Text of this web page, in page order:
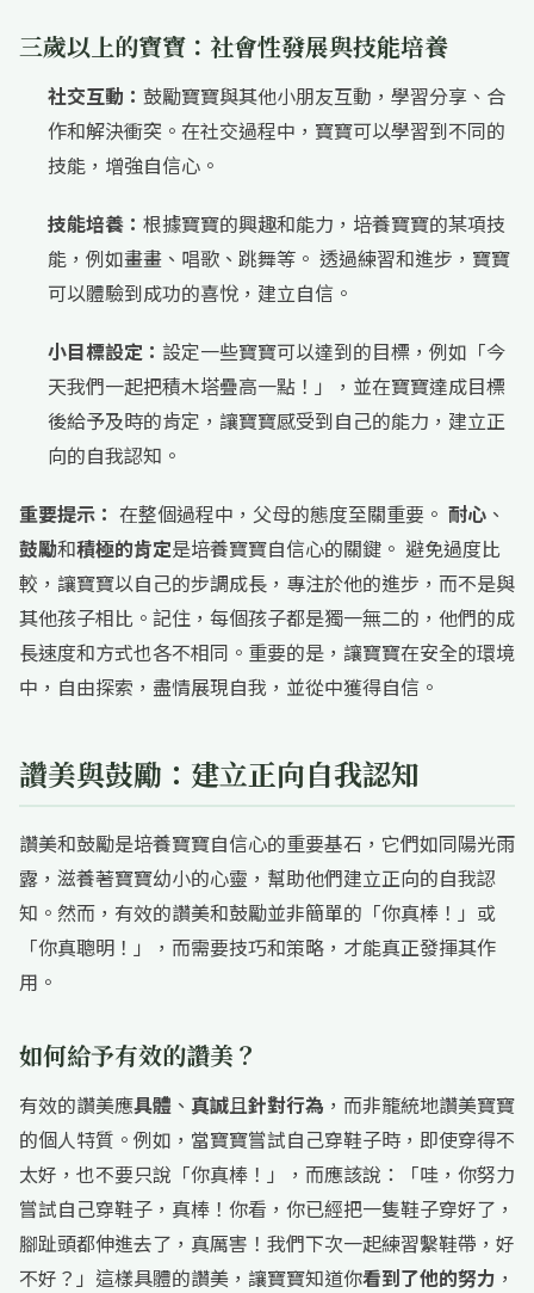
三歲以上的寶寶：社會性發展與技能培養
社交互動： 鼓勵寶寶與其他小朋友互動，學習分享、合
作和解決衝突。在社交過程中，寶寶可以學習到不同的
技能，增強自信心。
技能培養： 根據寶寶的興趣和能力，培養寶寶的某項技
能，例如畫畫、唱歌、跳舞等。 透過練習和進步，寶寶
可以體驗到成功的喜悅，建立自信。
小目標設定： 設定一些寶寶可以達到的目標，例如「今
天我們一起把積木塔疊高一點！」，並在寶寶達成目標
後給予及時的肯定，讓寶寶感受到自己的能力，建立正
向的自我認知。
重要提示： 在整個過程中，父母的態度至關重要。 耐心 、
鼓勵和積極的肯定是培養寶寶自信心的關鍵。 避免過度比
較，讓寶寶以自己的步調成長，專注於他的進步，而不是與
其他孩子相比。記住，每個孩子都是獨一無二的，他們的成
長速度和方式也各不相同。重要的是，讓寶寶在安全的環境
中，自由探索，盡情展現自我，並從中獲得自信。
讚美與鼓勵：建立正向自我認知
讚美和鼓勵是培養寶寶自信心的重要基石，它們如同陽光雨
露，滋養著寶寶幼小的心靈，幫助他們建立正向的自我認
知。然而，有效的讚美和鼓勵並非簡單的「你真棒！」或
「你真聰明！」，而需要技巧和策略，才能真正發揮其作
用。
如何給予有效的讚美？
有效的讚美應具體 、 真誠且針對行為 ，而非籠統地讚美寶寶
的個人特質。例如，當寶寶嘗試自己穿鞋子時，即使穿得不
太好，也不要只說「你真棒！」，而應該說：「哇，你努力
嘗試自己穿鞋子，真棒！你看，你已經把一隻鞋子穿好了，
腳趾頭都伸進去了，真厲害！我們下次一起練習繫鞋帶，好
不好？」這樣具體的讚美，讓寶寶知道你看到了他的努力 ，